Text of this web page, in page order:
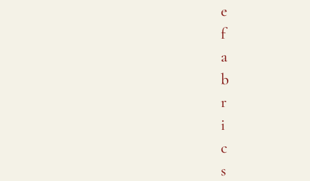
e
f
a
b
r
i
c
s